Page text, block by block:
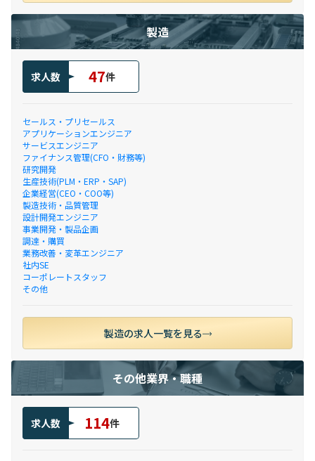
製造
求人数 47件
セールス・プリセールス
アプリケーションエンジニア
サービスエンジニア
ファイナンス管理(CFO・財務等)
研究開発
生産技術(PLM・ERP・SAP)
企業経営(CEO・COO等)
製造技術・品質管理
設計開発エンジニア
事業開発・製品企画
調達・購買
業務改善・変革エンジニア
社内SE
コーポレートスタッフ
その他
製造の求人一覧を見る
その他業界・職種
求人数 114件